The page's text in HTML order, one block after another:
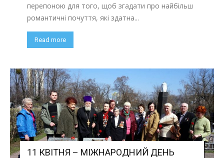
перепоною для того, щоб згадати про найбільш
романтичні почуття, які здатна...
Read more
11 КВІТНЯ – МІЖНАРОДНИЙ ДЕНЬ